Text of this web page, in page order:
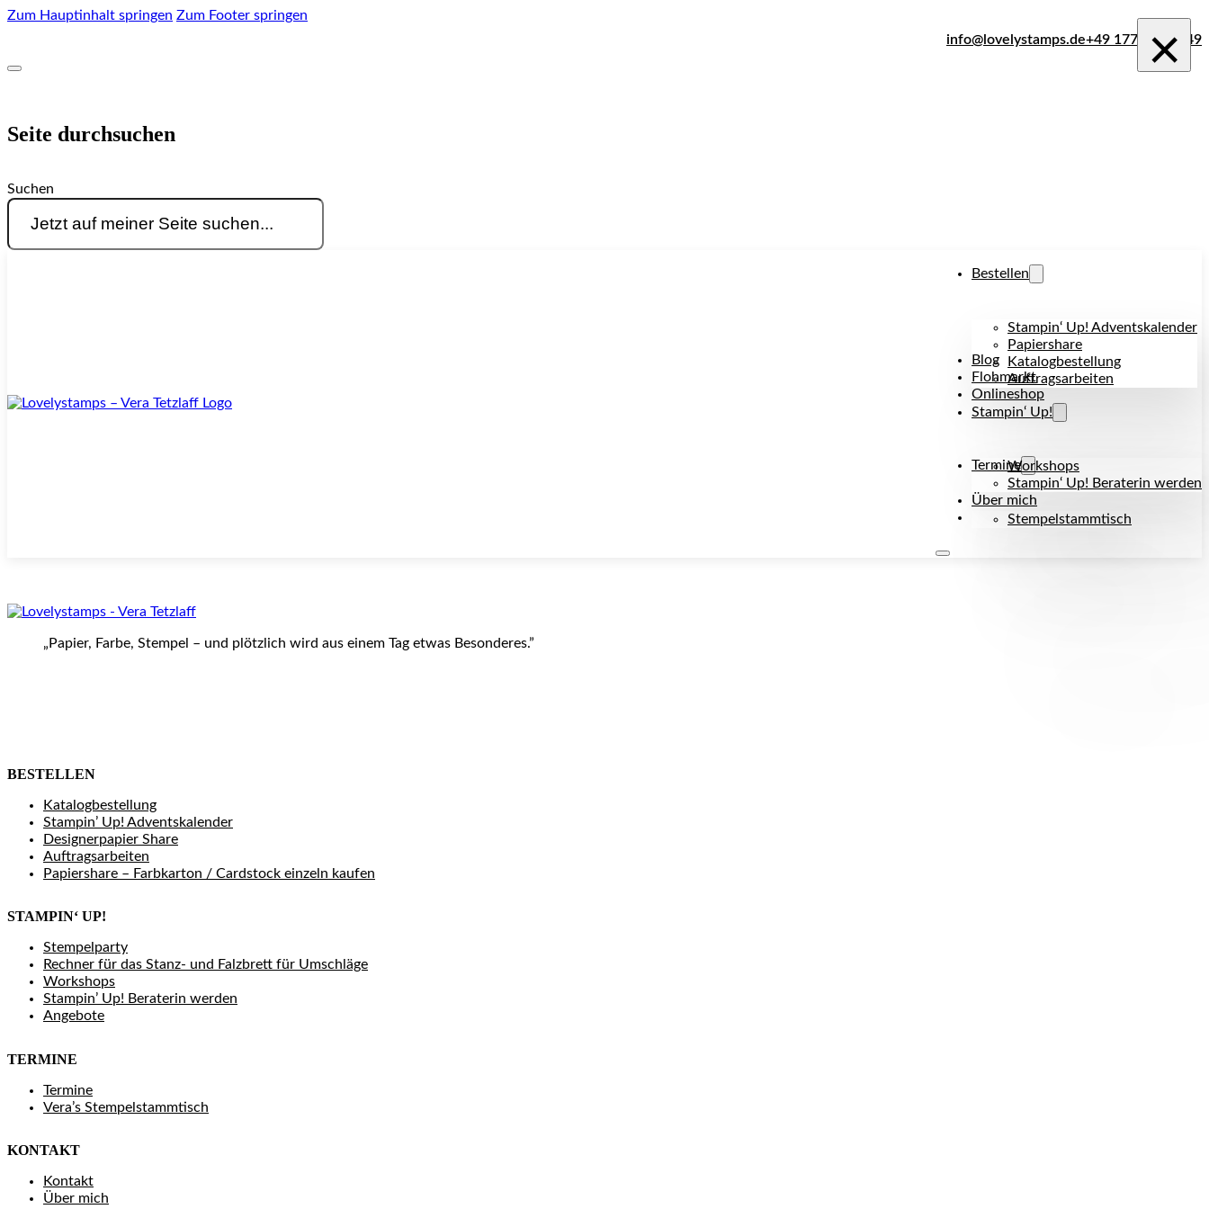
Zum Hauptinhalt springen Zum Footer springen
info@lovelystamps.de+49 177 242 1849
Seite durchsuchen
Suchen
×
Bestellen
Stampin‘ Up! Adventskalender
Papiershare
Katalogbestellung
Auftragsarbeiten
Blog
Flohmarkt
Onlineshop
Stampin‘ Up!
Workshops
Stampin‘ Up! Beraterin werden
Termine
Stempelstammtisch
Über mich
Kontakt
„Papier, Farbe, Stempel – und plötzlich wird aus einem Tag etwas Besonderes.”
BESTELLEN
Katalogbestellung
Stampin’ Up! Adventskalender
Designerpapier Share
Auftragsarbeiten
Papiershare – Farbkarton / Cardstock einzeln kaufen
STAMPIN‘ UP!
Stempelparty
Rechner für das Stanz- und Falzbrett für Umschläge
Workshops
Stampin’ Up! Beraterin werden
Angebote
TERMINE
Termine
Vera’s Stempelstammtisch
KONTAKT
Kontakt
Über mich